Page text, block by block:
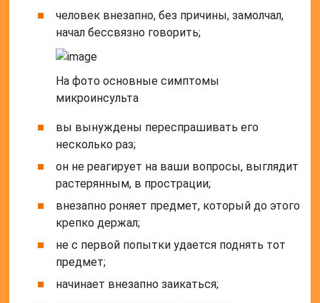
человек внезапно, без причины, замолчал,
начал бессвязно говорить;
На фото основные симптомы
микроинсульта
вы вынуждены переспрашивать его
несколько раз;
он не реагирует на ваши вопросы, выглядит
растерянным, в прострации;
внезапно роняет предмет, который до этого
крепко держал;
не с первой попытки удается поднять тот
предмет;
начинает внезапно заикаться;